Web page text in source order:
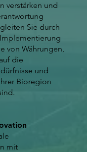
verstärken und
Sie durch
von Währungen,
die
und
Bioregion
mit